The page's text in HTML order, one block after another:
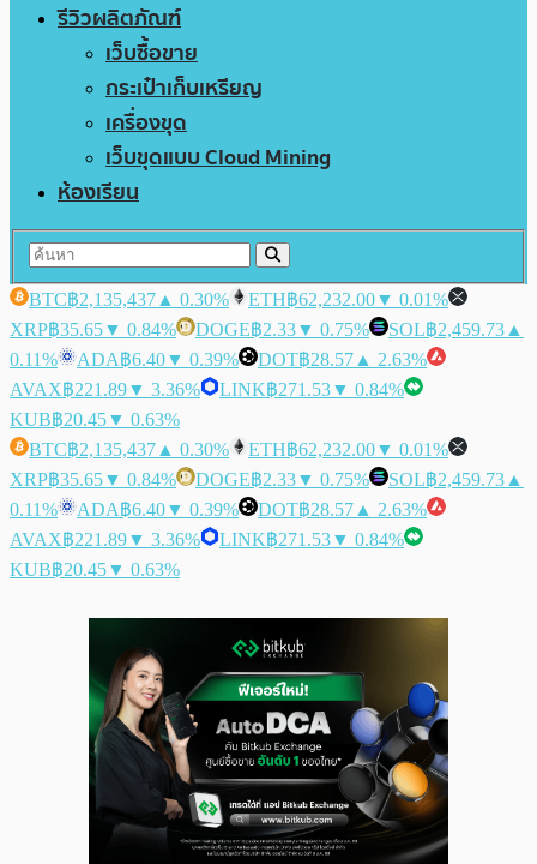
รีวิวผลิตภัณฑ์
เว็บซื้อขาย
กระเป๋าเก็บเหรียญ
เครื่องขุด
เว็บขุดแบบ Cloud Mining
ห้องเรียน
BTC฿2,135,437 ▲ 0.30% ETH฿62,232.00▼ 0.01%
XRP฿35.65▼ 0.84% DOGE฿2.33▼ 0.75% SOL฿2,459.73 ▲
0.11%
ADA฿6.40▼ 0.39% DOT฿28.57 ▲ 2.63%
AVAX฿221.89▼ 3.36% LINK฿271.53▼ 0.84%
KUB฿20.45▼ 0.63%
BTC฿2,135,437 ▲ 0.30% ETH฿62,232.00▼ 0.01%
XRP฿35.65▼ 0.84% DOGE฿2.33▼ 0.75% SOL฿2,459.73 ▲
0.11%
ADA฿6.40▼ 0.39% DOT฿28.57 ▲ 2.63%
AVAX฿221.89▼ 3.36% LINK฿271.53▼ 0.84%
KUB฿20.45▼ 0.63%